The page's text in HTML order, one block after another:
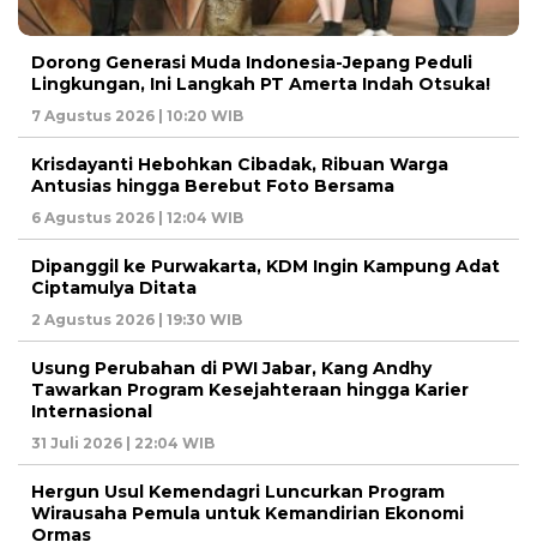
Dorong Generasi Muda Indonesia-Jepang Peduli
Lingkungan, Ini Langkah PT Amerta Indah Otsuka!
7 Agustus 2026 | 10:20 WIB
Krisdayanti Hebohkan Cibadak, Ribuan Warga
Antusias hingga Berebut Foto Bersama
6 Agustus 2026 | 12:04 WIB
Dipanggil ke Purwakarta, KDM Ingin Kampung Adat
Ciptamulya Ditata
2 Agustus 2026 | 19:30 WIB
Usung Perubahan di PWI Jabar, Kang Andhy
Tawarkan Program Kesejahteraan hingga Karier
Internasional
31 Juli 2026 | 22:04 WIB
Hergun Usul Kemendagri Luncurkan Program
Wirausaha Pemula untuk Kemandirian Ekonomi
Ormas